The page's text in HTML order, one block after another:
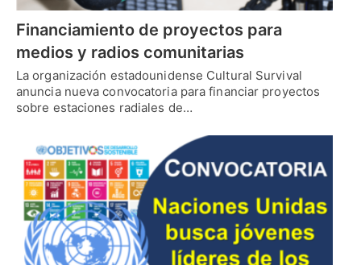
Financiamiento de proyectos para
medios y radios comunitarias
La organización estadounidense Cultural Survival
anuncia nueva convocatoria para financiar proyectos
sobre estaciones radiales de…